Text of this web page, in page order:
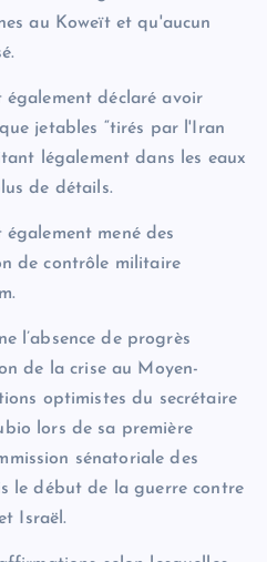
au Koweït et qu'aucun
également déclaré avoir
jetables “tirés par l'Iran
légalement dans les eaux
de détails.
également mené des
de contrôle militaire
l’absence de progrès
de la crise au Moyen-
optimistes du secrétaire
lors de sa première
sénatoriale des
le début de la guerre contre
Israël.